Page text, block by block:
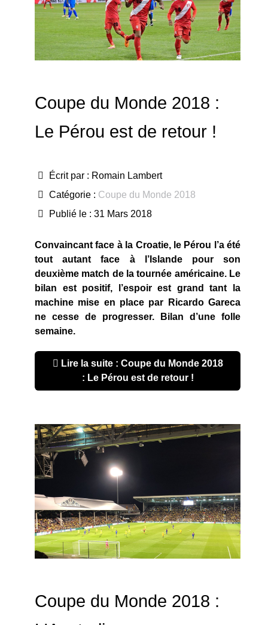
Coupe du Monde 2018 :
Le Pérou est de retour !
Écrit par : Romain Lambert
Catégorie : Coupe du Monde 2018
Publié le : 31 Mars 2018
Convaincant face à la Croatie, le Pérou l’a été
tout autant face à l’Islande pour son
deuxième match de la tournée américaine. Le
bilan est positif, l’espoir est grand tant la
machine mise en place par Ricardo Gareca
ne cesse de progresser. Bilan d’une folle
semaine.
Lire la suite : Coupe du Monde 2018
: Le Pérou est de retour !
Coupe du Monde 2018 :